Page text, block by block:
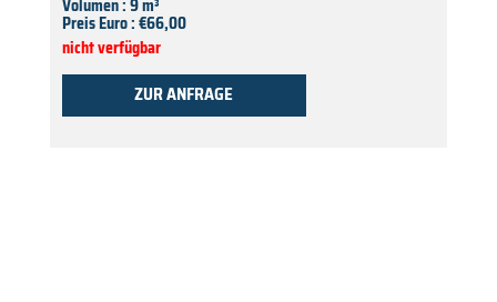
Volumen : 9 m³
Preis Euro : €66,00
nicht verfügbar
ZUR ANFRAGE